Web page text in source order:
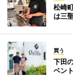
松崎
は三
買う
下田
ベン